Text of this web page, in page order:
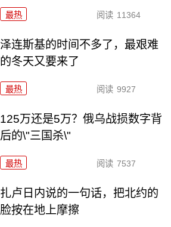
最热 阅读 11364
泽连斯基的时间不多了，最艰难
的冬天又要来了
最热 阅读 9927
125万还是5万？俄乌战损数字背
后的\"三国杀\"
最热 阅读 7537
扎卢日内说的一句话，把北约的
脸按在地上摩擦